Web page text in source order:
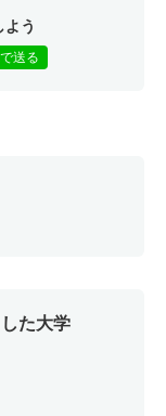
う
送る
た大学